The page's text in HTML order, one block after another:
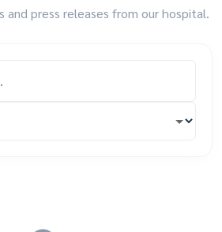
and press releases from our hospital.